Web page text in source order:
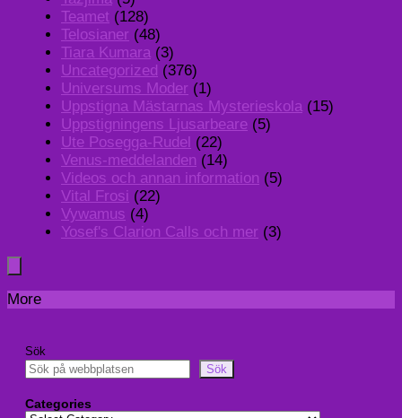
Teamet (128)
Telosianer (48)
Tiara Kumara (3)
Uncategorized (376)
Universums Moder (1)
Uppstigna Mästarnas Mysterieskola (15)
Uppstigningens Ljusarbeare (5)
Ute Posegga-Rudel (22)
Venus-meddelanden (14)
Videos och annan information (5)
Vital Frosi (22)
Vywamus (4)
Yosef's Clarion Calls och mer (3)
More
Sök
Sök
Categories